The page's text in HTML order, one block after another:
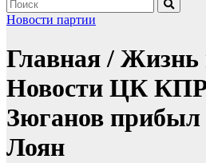
Новости партии
Главная / Жизнь
Новости ЦК
Зюганов прибыл
Лоян